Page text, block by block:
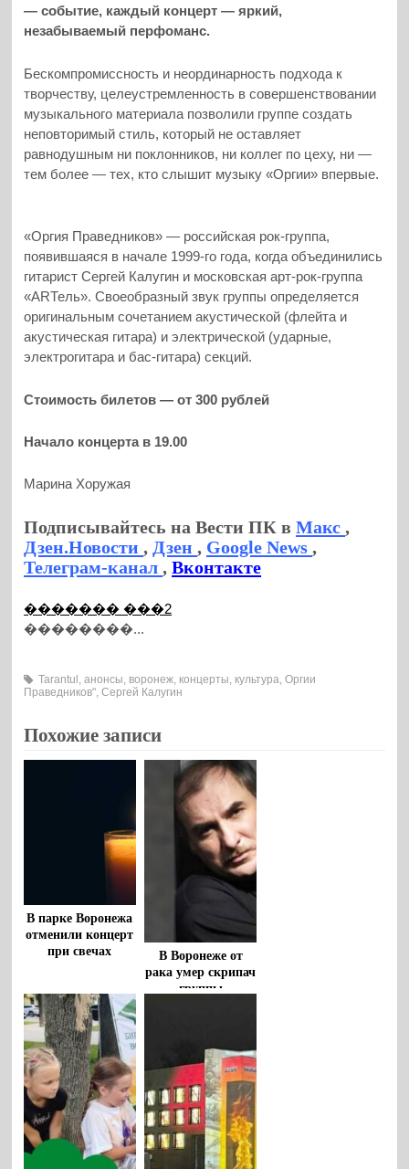
— событие, каждый концерт — яркий,
незабываемый перфоманс.
Бескомпромиссность и неординарность подхода к
творчеству, целеустремленность в совершенствовании
музыкального материала позволили группе создать
неповторимый стиль, который не оставляет
равнодушным ни поклонников, ни коллег по цеху, ни —
тем более — тех, кто слышит музыку «Оргии» впервые.
«Оргия Праведников» — российская рок-группа,
появившаяся в начале 1999-го года, когда объединились
гитарист Сергей Калугин и московская арт-рок-группа
«ARТель». Своеобразный звук группы определяется
оригинальным сочетанием акустической (флейта и
акустическая гитара) и электрической (ударные,
электрогитара и бас-гитара) секций.
Стоимость билетов — от 300 рублей
Начало концерта в 19.00
Марина Хоружая
Подписывайтесь на Вести ПК вМакс,
Дзен.Новости, Дзен, Google News,
Телеграм-канал,Вконтакте
������� ���2
��������...
Tarantul,анонсы, воронеж, концерты, культура,Оргии
Праведников",Сергей Калугин
Похожие записи
В парке Воронежа
отменили концерт
при свечах
В Воронеже от
рака умер скрипач
группы